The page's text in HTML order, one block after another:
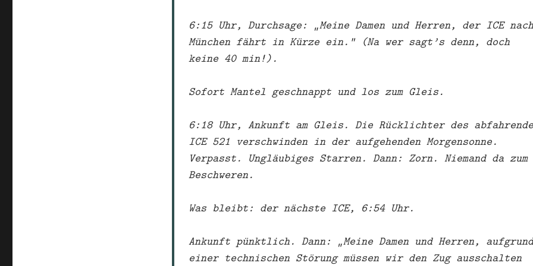
6:15 Uhr, Durchsage: „Meine Damen und Herren, der ICE nach
München fährt in Kürze ein.“ (Na wer sagt’s denn, doch
keine 40 min!).
Sofort Mantel geschnappt und los zum Gleis.
6:18 Uhr, Ankunft am Gleis. Die Rücklichter des
ICE 521 verschwinden in der aufgehenden Morgensonne.
Verpasst. Ungläubiges Starren. Dann: Zorn. Niemand da zum
Beschweren.
Was bleibt: der nächste ICE, 6:54 Uhr.
Ankunft pünktlich. Dann: „Meine Damen und Herren, aufgrund
einer technischen Störung müssen wir den Zug ausschalten